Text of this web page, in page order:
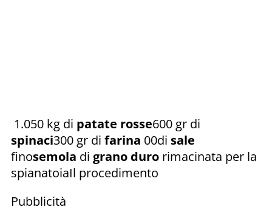
1.050 kg di patate rosse600 gr di
spinaci300 gr di farina 00di sale
finosemola di grano duro rimacinata per la
spianatoiaIl procedimento
Pubblicità